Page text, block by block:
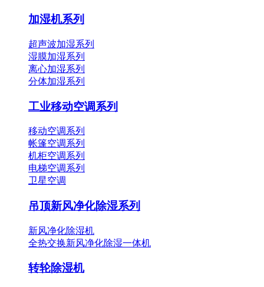
加湿机系列
超声波加湿系列
湿膜加湿系列
离心加湿系列
分体加湿系列
工业移动空调系列
移动空调系列
帐篷空调系列
机柜空调系列
电梯空调系列
卫星空调
吊顶新风净化除湿系列
新风净化除湿机
全热交换新风净化除湿一体机
转轮除湿机